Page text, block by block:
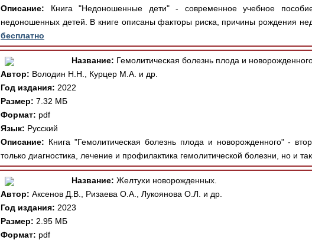
Описание: Книга "Недоношенные дети" - современное учебное
недоношенных детей. В книге описаны факторы риска, причины рождения
бесплатно
Название: Гемолитическая болезнь плода и
Автор: Володин Н.Н., Курцер М.А. и др.
Год издания: 2022
Размер: 7.32 МБ
Формат: pdf
Язык: Русский
Описание: Книга "Гемолитическая болезнь плода и новорожденного" -
только диагностика, лечение и профилактика гемолитической болезни, но и
Название: Желтухи новорожденных.
Автор: Аксенов Д.В., Ризаева О.А., Лукоянова О.Л. и др.
Год издания: 2023
Размер: 2.95 МБ
Формат: pdf